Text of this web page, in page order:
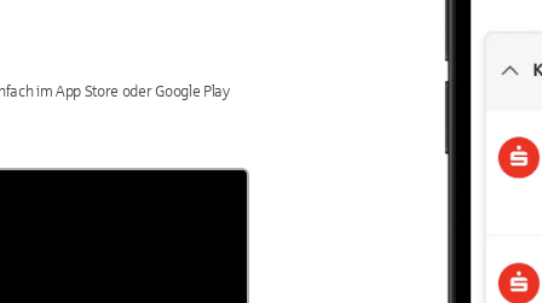
im App Store oder Google Play